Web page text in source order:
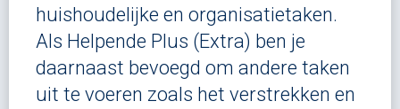
huishoudelijke en organisatietaken.
Als Helpende Plus (Extra) ben je
daarnaast bevoegd om andere taken
uit te voeren zoals het verstrekken en